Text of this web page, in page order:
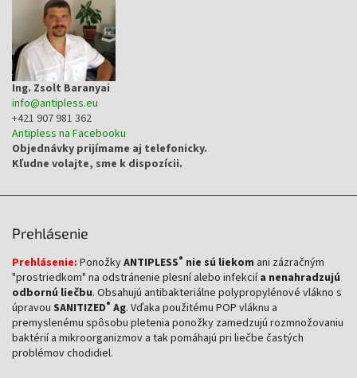
Ing. Zsolt Baranyai
info@antipless.eu
+421 907 981 362
Antipless na Facebooku
Objednávky prijímame aj telefonicky.
Kľudne volajte, sme k dispozícii.
Prehlásenie
Prehlásenie: PonožkyANTIPLESS® nie sú liekom ani zázračným
"prostriedkom" na odstránenie plesní alebo infekciía nenahradzujú
odbornú liečbu. Obsahujú antibakteriálne polypropylénové vlákno s
úpravou SANITIZED® Ag. Vďaka použitému POP vláknu a
premyslenému spôsobu pletenia ponožky zamedzujú rozmnožovaniu
baktérií a mikroorganizmov a tak pomáhajú pri liečbe častých
problémov chodidiel.